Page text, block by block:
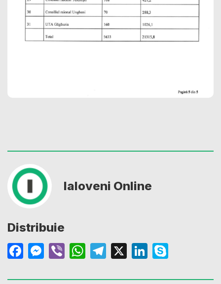
Ialoveni Online
Distribuie
Facebook
Messenger
ViberWhatsApp
Telegram
X LinkedIn